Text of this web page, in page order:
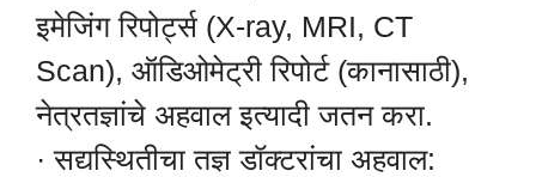
इमेजिंग रिपोर्ट्स (X-ray, MRI, CT
Scan), ऑडिओमेट्री रिपोर्ट (कानासाठी),
नेत्रतज्ञांचे अहवाल इत्यादी जतन करा.
· सद्यस्थितीचा तज्ञ डॉक्टरांचा अहवाल: